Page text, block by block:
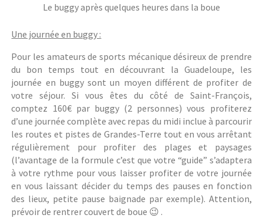
Le buggy après quelques heures dans la boue
Une journée en buggy :
Pour les amateurs de sports mécanique désireux de prendre
du bon temps tout en découvrant la Guadeloupe, les
journée en buggy sont un moyen différent de profiter de
votre séjour. Si vous êtes du côté de Saint-François,
comptez 160€ par buggy (2 personnes) vous profiterez
d’une journée complète avec repas du midi inclue à parcourir
les routes et pistes de Grandes-Terre tout en vous arrêtant
régulièrement pour profiter des plages et paysages
(l’avantage de la formule c’est que votre “guide” s’adaptera
à votre rythme pour vous laisser profiter de votre journée
en vous laissant décider du temps des pauses en fonction
des lieux, petite pause baignade par exemple). Attention,
prévoir de rentrer couvert de boue 😉 .